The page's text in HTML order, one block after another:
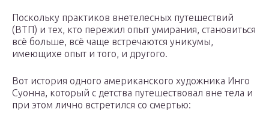
Поскольку практиков внетелесных путешествий
(ВТП) и тех, кто пережил опыт умирания, становиться
всё больше, всё чаще встречаются уникумы,
имеющихе опыт и того, и другого.
Вот история одного американского художника Инго
Суонна, который с детства путешествовал вне тела и
при этом лично встретился со смертью: